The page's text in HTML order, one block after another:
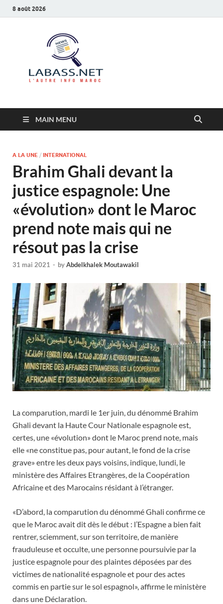
8 août 2026
MAIN MENU
A LA UNE / INTERNATIONAL
Brahim Ghali devant la
justice espagnole: Une
«évolution» dont le Maroc
prend note mais qui ne
résout pas la crise
31 mai 2021 - byAbdelkhalek Moutawakil
La comparution, mardi le 1er juin, du dénommé Brahim
Ghali devant la Haute Cour Nationale espagnole est,
certes, une «évolution» dont le Maroc prend note, mais
elle «ne constitue pas, pour autant, le fond de la crise
grave» entre les deux pays voisins, indique, lundi, le
ministère des Affaires Etrangères, de la Coopération
Africaine et des Marocains résidant à l’étranger.
«D’abord, la comparution du dénommé Ghali confirme ce
que le Maroc avait dit dès le début : l’Espagne a bien fait
rentrer, sciemment, sur son territoire, de manière
frauduleuse et occulte, une personne poursuivie par la
justice espagnole pour des plaintes déposées par des
victimes de nationalité espagnole et pour des actes
commis en partie sur le sol espagnol», affirme le ministère
dans une Déclaration.